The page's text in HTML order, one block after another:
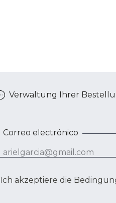
Verwaltung Ihrer
Correo electrónico
Ich akzeptiere die